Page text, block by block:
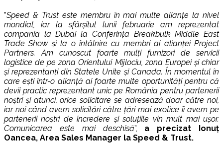
”Speed & Trust este membru în mai multe alianțe la nivel
mondial, iar la sfârșitul lunii februarie am reprezentat
compania la Dubai la Conferința Breakbulk Middle East
Trade Show și la o întâlnire cu membri ai alianței Project
Partners. Am cunoscut foarte mulți furnizori de servicii
logistice de pe zona Orientului Mijlociu, zona Europei și chiar
și reprezentanți din Statele Unite și Canada. În momentul în
care ești într-o alianță ai foarte multe oportunități pentru că
devii practic reprezentant unic pe România pentru partenerii
noștri și atunci, orice solicitare se adresează doar către noi,
iar noi când avem solicitări către țări mai exotice îi avem pe
partenerii noștri de încredere și soluțiile vin mult mai ușor.
Comunicarea este mai deschisă”, a precizat Ionuț
Oancea, Area Sales Manager la Speed & Trust.